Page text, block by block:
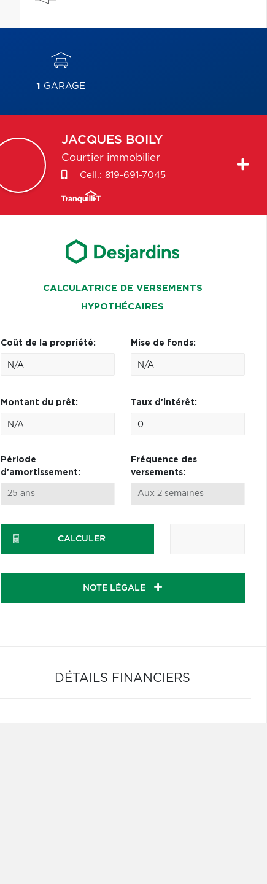
1 GARAGE
JACQUES BOILY
Courtier immobilier
Cell.: 819-691-7045
CALCULATRICE DE VERSEMENTS
HYPOTHÉCAIRES
Coût de la propriété: Mise de fonds:
Montant du prêt: Taux d'intérêt:
Période
d'amortissement:
Fréquence des
versements:
CALCULER
NOTE LÉGALE
DÉTAILS FINANCIERS